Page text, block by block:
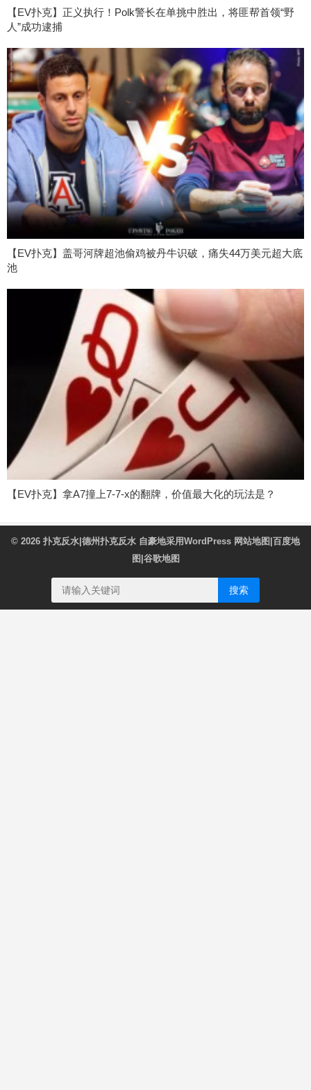
【EV扑克】正义执行！Polk警长在单挑中胜出，将匪帮首领“野
人”成功逮捕
【EV扑克】盖哥河牌超池偷鸡被丹牛识破，痛失44万美元超大底
池
【EV扑克】拿A7撞上7-7-x的翻牌，价值最大化的玩法是？
© 2026 扑克反水|德州扑克反水 自豪地采用WordPress 网站地图|百度地
图|谷歌地图
搜索